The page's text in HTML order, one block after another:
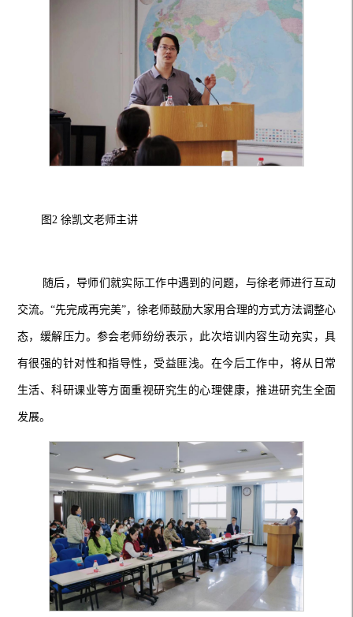
图 2 徐凯文老师主讲
随后，导师们就实际工作中遇到的问题，与徐老师进行互动
交流。 “先完成再完美”，徐老师鼓励大家用合理的方式方法调整心
态，缓解压力。参会老师纷纷表示，此次培训内容生动充实，具
有很强的针对性和指导性，受益匪浅。在今后工作中，将从日常
生活、科研课业等方面重视研究生的心理健康，推进研究生全面
发展。